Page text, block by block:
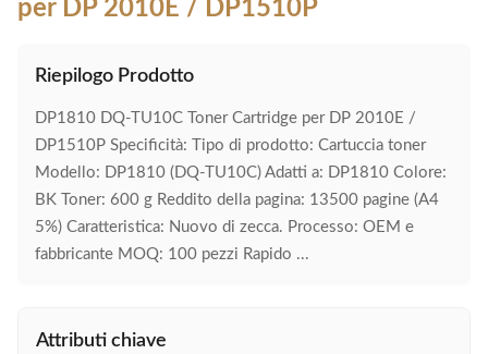
per DP 2010E / DP1510P
Riepilogo Prodotto
DP1810 DQ-TU10C Toner Cartridge per DP 2010E /
DP1510P Specificità: Tipo di prodotto: Cartuccia toner
Modello: DP1810 (DQ-TU10C) Adatti a: DP1810 Colore:
BK Toner: 600 g Reddito della pagina: 13500 pagine (A4
5%) Caratteristica: Nuovo di zecca. Processo: OEM e
fabbricante MOQ: 100 pezzi Rapido ...
Attributi chiave